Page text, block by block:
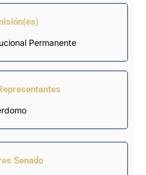
Permanente
Senado